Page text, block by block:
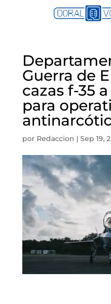
Guerra de
cazas f-35
para
por Redaccion | Sep 19,